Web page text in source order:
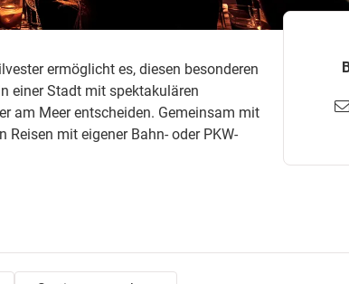
ermöglicht es, diesen besonderen
einer Stadt mit spektakulären
am Meer entscheiden. Gemeinsam mit
mit eigener Bahn- oder PKW-